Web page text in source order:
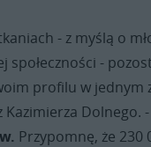
- z myślą o
społeczności -
profilu w jednym
Dolnego. -
Przypomnę, że 230